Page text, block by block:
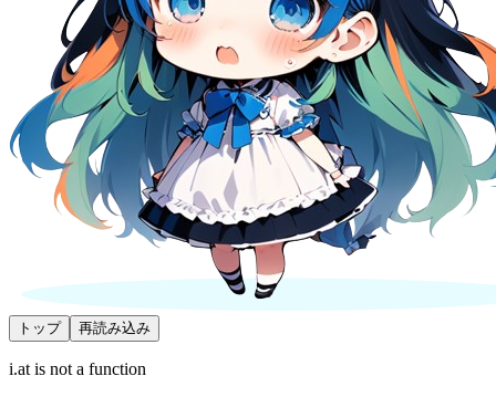
トップ 再読み込み
i.at is not a function